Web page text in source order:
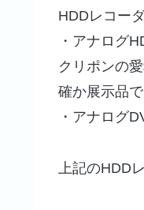
HDDレコー
・アナログ
クリポンの
確か展示品
・アナログ
上記のHDD